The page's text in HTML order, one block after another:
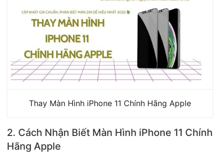
Thay Màn Hình iPhone 11 Chính Hãng Apple
2. Cách Nhận Biết Màn Hình iPhone 11 Chính
Hãng Apple